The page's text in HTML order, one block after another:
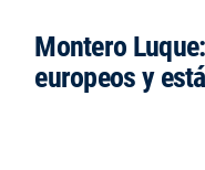
Montero
europeos y